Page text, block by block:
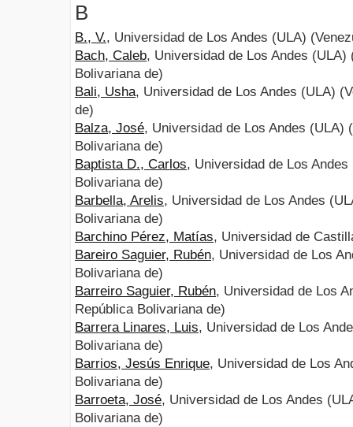
B
B., V., Universidad de Los Andes (ULA)
Bach, Caleb, Universidad de Los Andes (ULA)
Bolivariana de)
Bali, Usha, Universidad de Los Andes (ULA)
de)
Balza, José, Universidad de Los Andes (ULA)
Bolivariana de)
Baptista D., Carlos, Universidad de Los
Bolivariana de)
Barbella, Arelis, Universidad de Los Andes
Bolivariana de)
Barchino Pérez, Matías, Universidad de
Bareiro Saguier, Rubén, Universidad de Los
Bolivariana de)
Barreiro Saguier, Rubén, Universidad de Los
República Bolivariana de)
Barrera Linares, Luis, Universidad de Los
Bolivariana de)
Barrios, Jesús Enrique, Universidad de Los
Bolivariana de)
Barroeta, José, Universidad de Los Andes
Bolivariana de)